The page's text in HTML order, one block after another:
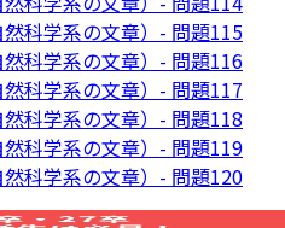
科学系の文章）- 問題115
科学系の文章）- 問題116
科学系の文章）- 問題117
科学系の文章）- 問題118
科学系の文章）- 問題119
科学系の文章）- 問題120